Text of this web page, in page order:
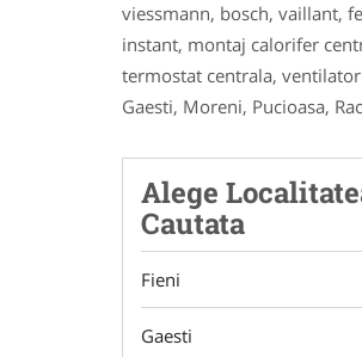
viessmann, bosch, vaillant,
instant, montaj calorifer
termostat centrala,
Gaesti, Moreni, Pucioasa,
Alege
Cautata
Fieni
Gaesti